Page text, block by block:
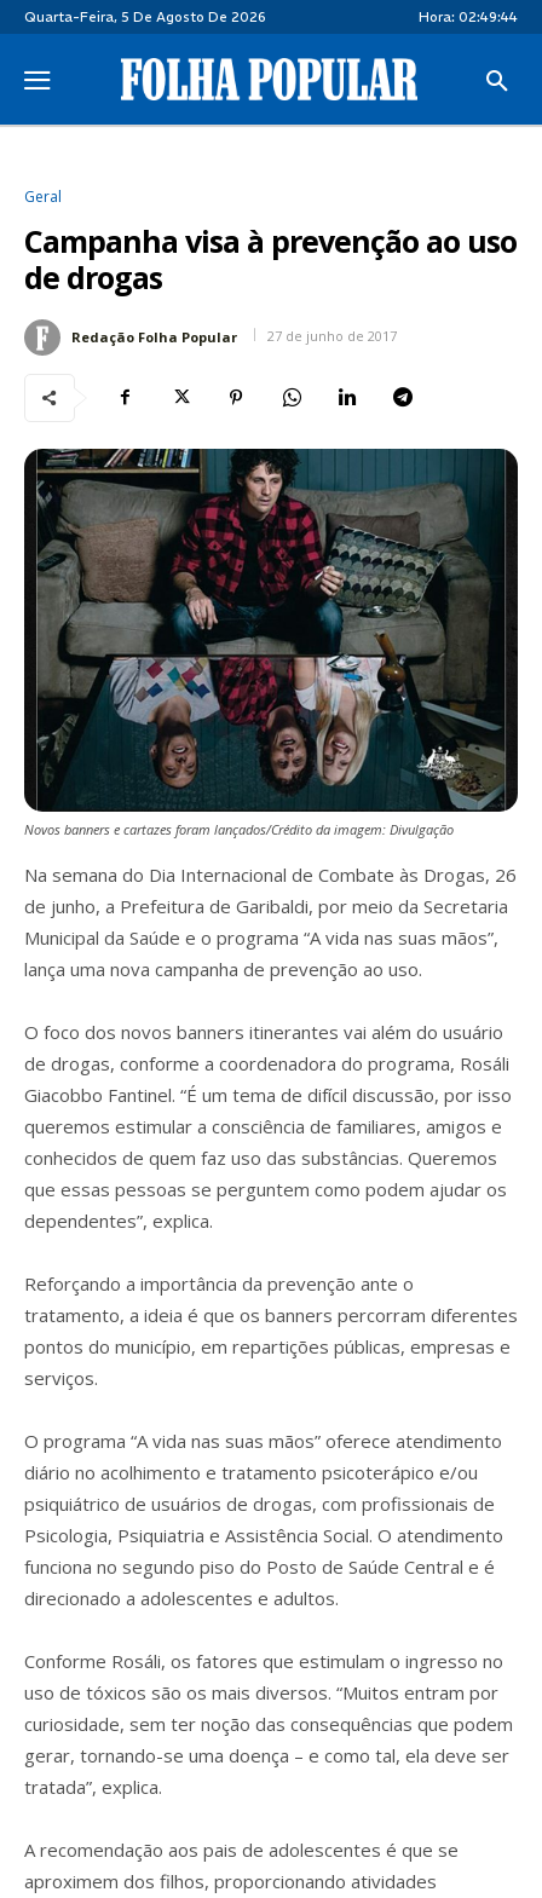
Quarta-Feira, 5 De Agosto De 2026 Hora: 02:49:44
Geral
Campanha visa à prevenção ao uso
de drogas
Redação Folha Popular 27 de junho de 2017
Novos banners e cartazes foram lançados/Crédito da imagem: Divulgação
Na semana do Dia Internacional de Combate às Drogas, 26
de junho, a Prefeitura de Garibaldi, por meio da Secretaria
Municipal da Saúde e o programa “A vida nas suas mãos”,
lança uma nova campanha de prevenção ao uso.
O foco dos novos banners itinerantes vai além do usuário
de drogas, conforme a coordenadora do programa, Rosáli
Giacobbo Fantinel. “É um tema de difícil discussão, por isso
queremos estimular a consciência de familiares, amigos e
conhecidos de quem faz uso das substâncias. Queremos
que essas pessoas se perguntem como podem ajudar os
dependentes”, explica.
Reforçando a importância da prevenção ante o
tratamento, a ideia é que os banners percorram diferentes
pontos do município, em repartições públicas, empresas e
serviços.
O programa “A vida nas suas mãos” oferece atendimento
diário no acolhimento e tratamento psicoterápico e/ou
psiquiátrico de usuários de drogas, com profissionais de
Psicologia, Psiquiatria e Assistência Social. O atendimento
funciona no segundo piso do Posto de Saúde Central e é
direcionado a adolescentes e adultos.
Conforme Rosáli, os fatores que estimulam o ingresso no
uso de tóxicos são os mais diversos. “Muitos entram por
curiosidade, sem ter noção das consequências que podem
gerar, tornando-se uma doença – e como tal, ela deve ser
tratada”, explica.
A recomendação aos pais de adolescentes é que se
aproximem dos filhos, proporcionando atividades